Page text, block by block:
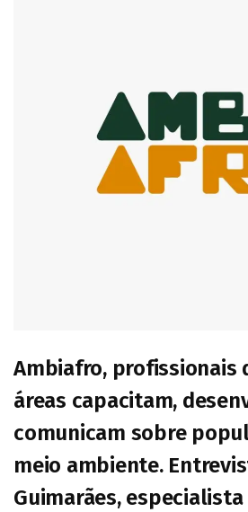
Ambiafro, profissionais
áreas capacitam,
comunicam sobre
meio ambiente.
Guimarães, especialista